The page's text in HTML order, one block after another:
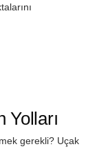
Yolları
gerekli? Uçak